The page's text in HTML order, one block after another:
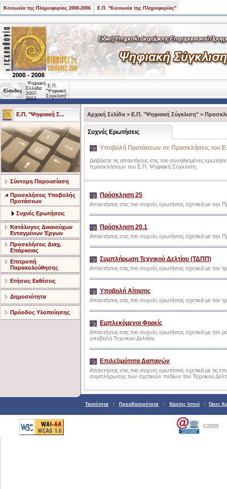
Κοινωνία της Πληροφορίας 2000-2006 Ε.Π. "Κοινωνία της Πληροφορίας"
Είσοδος
Ψηφιακή
Ελλάδα
2007-
2013
Ε.Π.
"Ψηφιακή
Σύγκλιση"
Ε.Π. "Ψηφιακή Σ...
Σύντομη Παρουσίαση
Προσκλήσεις Υποβολής
Προτάσεων
Συχνές Ερωτήσεις
Κατάλογος Δικαιούχων
Ενταγμένων Έργων
Προσκλήσεις Διαχ.
Επάρκειας
Επιτροπή
Παρακολούθησης
Ετήσιες Εκθέσεις
Δημοσιότητα
Πρόοδος Υλοποίησης
Αρχική Σελίδα > Ε.Π. "Ψηφιακή Σύγκλιση" >
Συχνές Ερωτήσεις
Υποβολή Προτάσεων σε Προσκλήσεις του
Διαβάστε τις απαντήσεις στις πιο συνηθισμένες
προσκλήσεων του Ε.Π. Ψηφιακή Σύγκλιση.
Πρόσκληση 25
Απαντήσεις στις πιο συχνές ερωτήσεις σχετικά με
Πρόσκληση 20.1
Απαντήσεις στις πιο συχνές ερωτήσεις σχετικά με
Συμπλήρωση Τεχνικού Δελτίου (ΤΔΠΠ)
Απαντήσεις στις πιο συχνές ερωτήσεις σχετικά με
Υποβολή Αίτησης
Απαντήσεις στις πιο συχνές ερωτήσεις σχετικά με
Εμπλεκόμενοι Φορείς
Απαντήσεις στις πιο συχνές ερωτήσεις σχετικά με
υποβολή Τεχνικού Δελτίου
Επιλεξιμότητα Δαπανών
Απαντήσεις στις πιο συχνές ερωτήσεις σχετικά με τις
συμπλήρωσης των σχετικών πεδίων του Τεχνικού
Ταυτότητα : Προσβασιμότητα : Χάρτης Ιστού : Όροι
©2005